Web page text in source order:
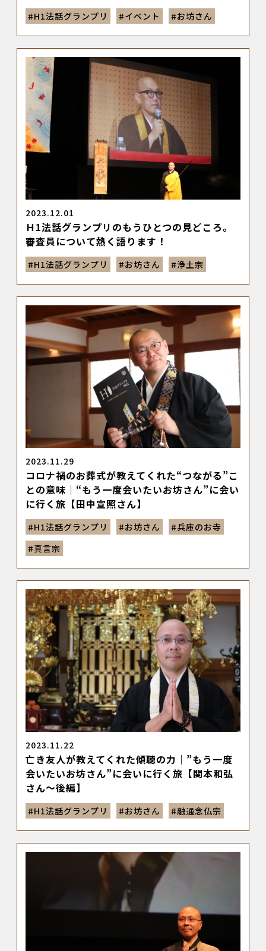
#H1法話グランプリ #イベント #お坊さん
2023.12.01
Ｈ1法話グランプリのもうひとつの見どころ。
審査員について熱く語ります！
#H1法話グランプリ #お坊さん #浄土宗
2023.11.29
コロナ禍のお葬式が教えてくれた“つながる”こ
との意味｜“もう一度会いたいお坊さん”に会い
に行く旅【田中宣照さん】
#H1法話グランプリ #お坊さん #兵庫のお寺
#真言宗
2023.11.22
亡き友人が教えてくれた傾聴の力｜”もう一度
会いたいお坊さん”に会いに行く旅【関本和弘
さん～後編】
#H1法話グランプリ #お坊さん #融通念仏宗